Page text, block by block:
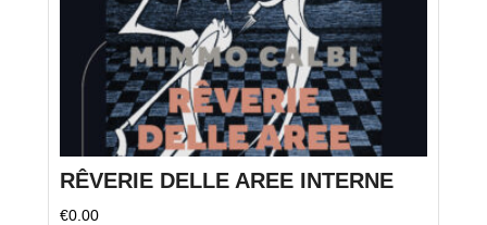
RÊVERIE DELLE AREE INTERNE
€0.00